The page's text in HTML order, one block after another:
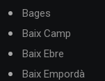
Bages
Baix Camp
Baix Ebre
Baix Empordà